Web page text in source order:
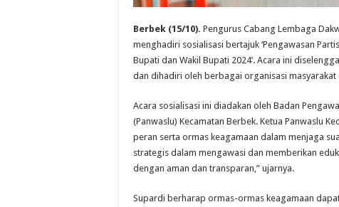
Berbek (15/10). Pengurus Cabang Lembaga
menghadiri sosialisasi bertajuk ‘Pengawasan
Bupati dan Wakil Bupati 2024’. Acara ini
dan dihadiri oleh berbagai organisasi
Acara sosialisasi ini diadakan oleh Badan
(Panwaslu) Kecamatan Berbek. Ketua Panwaslu
peran serta ormas keagamaan dalam menjaga
strategis dalam mengawasi dan memberikan
dengan aman dan transparan,” ujarnya.
Supardi berharap ormas-ormas keagamaan